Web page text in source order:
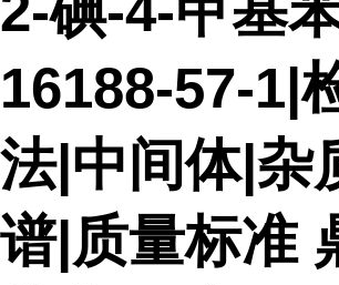
16188-57-1|
法|中间体|杂
谱|质量标准